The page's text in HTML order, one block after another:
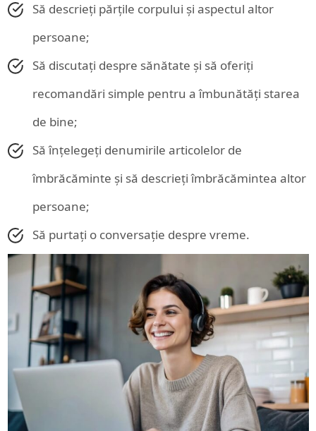
Să descrieți părțile corpului și aspectul altor
persoane;
Să discutați despre sănătate și să oferiți
recomandări simple pentru a îmbunătăți starea
de bine;
Să înțelegeți denumirile articolelor de
îmbrăcăminte și să descrieți îmbrăcămintea altor
persoane;
Să purtați o conversație despre vreme.